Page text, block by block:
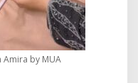
Amira by MUA